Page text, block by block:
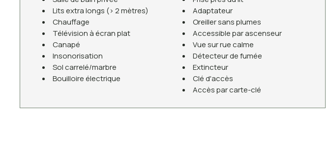
Lits extra longs (> 2 mètres)
Chauffage
Télévision à écran plat
Canapé
Insonorisation
Sol carrelé/marbre
Bouilloire électrique
Adaptateur
Oreiller sans plumes
Accessible par ascenseur
Vue sur rue calme
Détecteur de fumée
Extincteur
Clé d'accès
Accès par carte-clé